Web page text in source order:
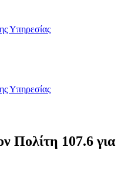
Υπηρεσίας
Υπηρεσίας
Πολίτη 107.6